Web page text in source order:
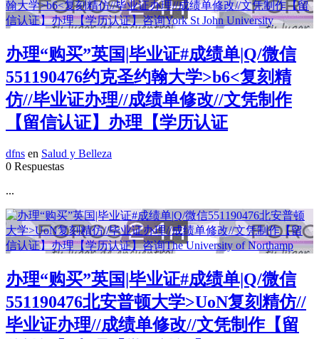
办理“购买”英国|毕业证#成绩单|Q/微信
551190476约克圣约翰大学>b6<复刻精
仿//毕业证办理//成绩单修改//文凭制作
【留信认证】办理【学历认证
dfns en Salud y Belleza
0 Respuestas
...
办理“购买”英国|毕业证#成绩单|Q/微信
551190476北安普顿大学>UoN复刻精仿//
毕业证办理//成绩单修改//文凭制作【留